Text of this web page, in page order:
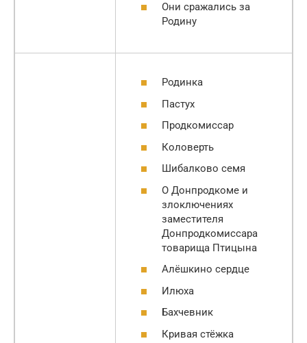
Они сражались за
Родину
Родинка
Пастух
Продкомиссар
Коловерть
Шибалково семя
О Донпродкоме и
злоключениях
заместителя
Донпродкомиссара
товарища Птицына
Алёшкино сердце
Илюха
Бахчевник
Кривая стёжка